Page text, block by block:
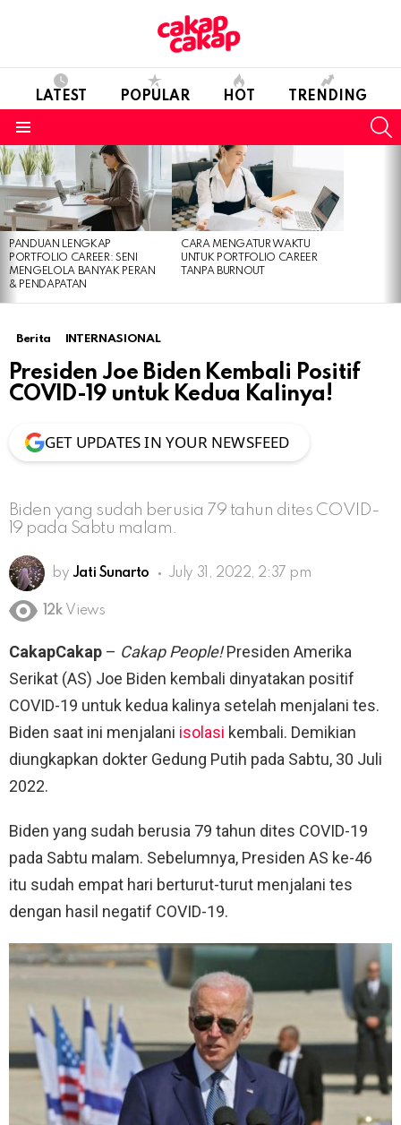
LATEST POPULAR HOT TRENDING
LATEST
STORIES
PANDUAN LENGKAP
PORTFOLIO CAREER: SENI
MENGELOLA BANYAK PERAN
& PENDAPATAN
CARA MENGATUR WAKTU
UNTUK PORTFOLIO CAREER
TANPA BURNOUT
Berita INTERNASIONAL
Presiden Joe Biden Kembali Positif
COVID-19 untuk Kedua Kalinya!
GET UPDATES IN YOUR NEWSFEED
Biden yang sudah berusia 79 tahun dites COVID-
19 pada Sabtu malam.
by Jati Sunarto July 31, 2022, 2:37 pm
12k Views
CakapCakap – Cakap People!Presiden Amerika
Serikat (AS) Joe Biden kembali dinyatakan positif
COVID-19 untuk kedua kalinya setelah menjalani tes.
Biden saat ini menjalani isolasi kembali. Demikian
diungkapkan dokter Gedung Putih pada Sabtu, 30 Juli
2022.
Biden yang sudah berusia 79 tahun dites COVID-19
pada Sabtu malam. Sebelumnya, Presiden AS ke-46
itu sudah empat hari berturut-turut menjalani tes
dengan hasil negatif COVID-19.